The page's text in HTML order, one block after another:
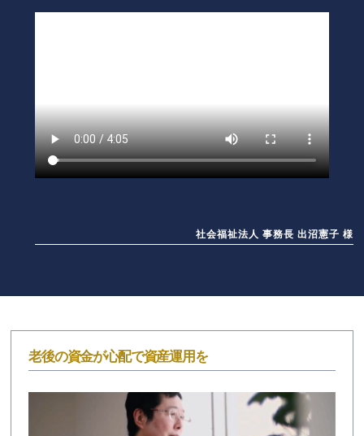
社会福祉法人 事務長 出沼憲子 様
老後の資金が心配で資産運用を